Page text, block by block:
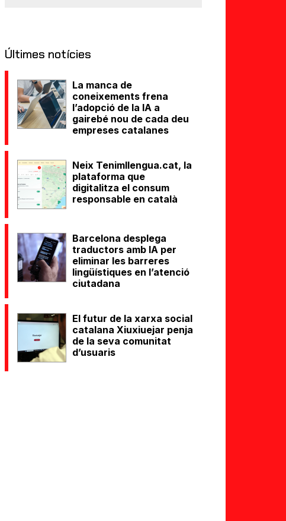
Últimes notícies
La manca de
coneixements frena
l’adopció de la IA a
gairebé nou de cada deu
empreses catalanes
Neix Tenimllengua.cat, la
plataforma que
digitalitza el consum
responsable en català
Barcelona desplega
traductors amb IA per
eliminar les barreres
lingüístiques en l’atenció
ciutadana
El futur de la xarxa social
catalana Xiuxiuejar penja
de la seva comunitat
d’usuaris